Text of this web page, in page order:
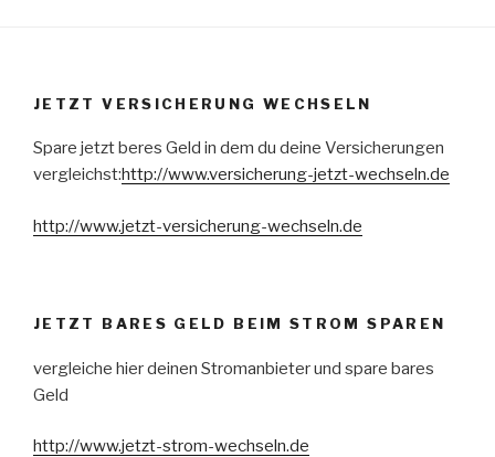
JETZT VERSICHERUNG WECHSELN
Spare jetzt beres Geld in dem du deine Versicherungen
vergleichst:http://www.versicherung-jetzt-wechseln.de
http://www.jetzt-versicherung-wechseln.de
JETZT BARES GELD BEIM STROM SPAREN
vergleiche hier deinen Stromanbieter und spare bares
Geld
http://www.jetzt-strom-wechseln.de